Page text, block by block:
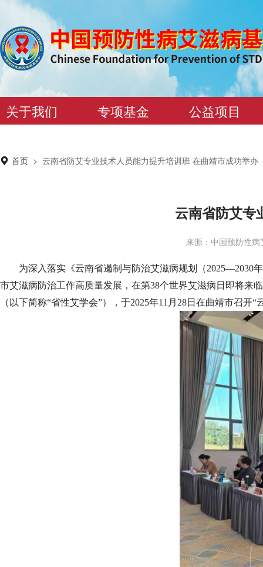
关于我们 专项基金 公益项目
首页 > 云南省防艾专业技术人员能力提升培训班 在曲靖市成功举办
云南省防艾专
来源：中国预防性
为深入落实《云南省遏制与防治艾滋病规划（2025—2030
市艾滋病防治工作高质量发展，在第38个世界艾滋病日即将来
（以下简称“省性艾学会”），于2025年11月28日在曲靖市召开